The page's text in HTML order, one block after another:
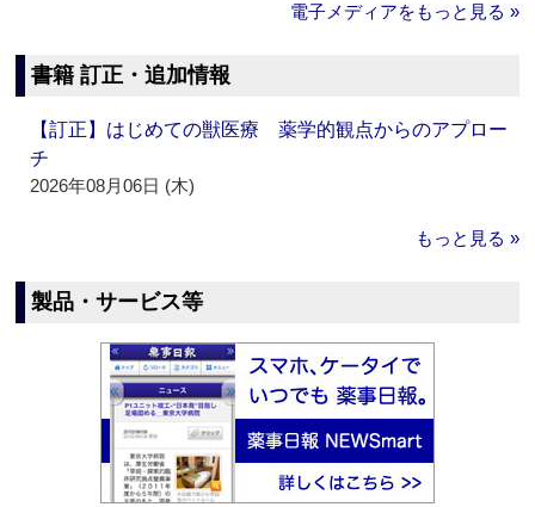
電子メディアをもっと見る »
書籍 訂正・追加情報
【訂正】はじめての獣医療 薬学的観点からのアプロー
チ
2026年08月06日 (木)
もっと見る »
製品・サービス等